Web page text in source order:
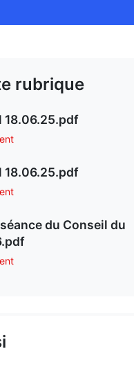
rubrique
18.06.25.pdf
18.06.25.pdf
du Conseil du